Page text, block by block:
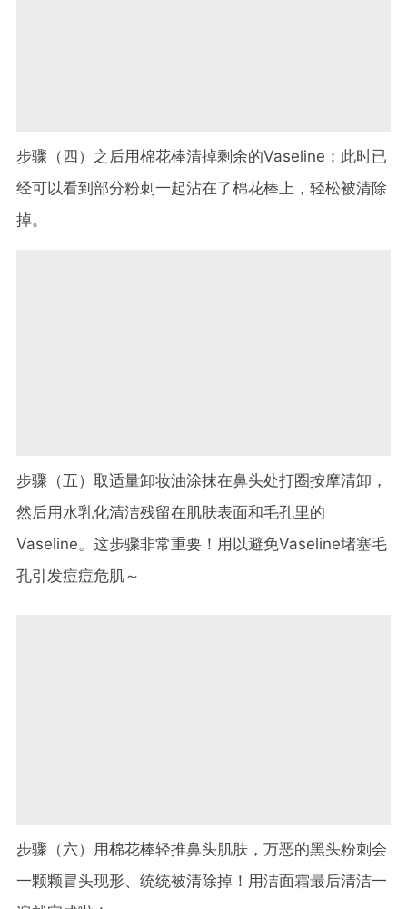
步骤（四）之后用棉花棒清掉剩余的Vaseline；此时已
经可以看到部分粉刺一起沾在了棉花棒上，轻松被清除
掉。
步骤（五）取适量卸妆油涂抹在鼻头处打圈按摩清卸，
然后用水乳化清洁残留在肌肤表面和毛孔里的
Vaseline。这步骤非常重要！用以避免Vaseline堵塞毛
孔引发痘痘危肌～
步骤（六）用棉花棒轻推鼻头肌肤，万恶的黑头粉刺会
一颗颗冒头现形、统统被清除掉！用洁面霜最后清洁一